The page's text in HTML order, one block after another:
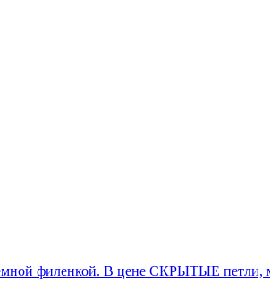
филенкой. В цене СКРЫТЫЕ петли,